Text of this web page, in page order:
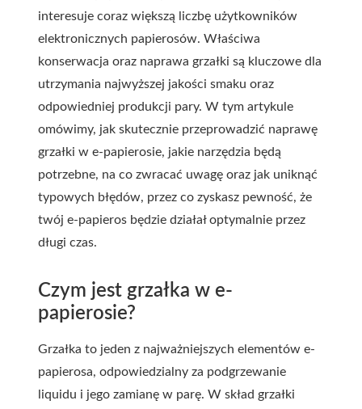
interesuje coraz większą liczbę użytkowników
elektronicznych papierosów. Właściwa
konserwacja oraz naprawa grzałki są kluczowe dla
utrzymania najwyższej jakości smaku oraz
odpowiedniej produkcji pary. W tym artykule
omówimy, jak skutecznie przeprowadzić naprawę
grzałki w e-papierosie, jakie narzędzia będą
potrzebne, na co zwracać uwagę oraz jak uniknąć
typowych błędów, przez co zyskasz pewność, że
twój e-papieros będzie działał optymalnie przez
długi czas.
Czym jest grzałka w e-
papierosie?
Grzałka to jeden z najważniejszych elementów e-
papierosa, odpowiedzialny za podgrzewanie
liquidu i jego zamianę w parę. W skład grzałki